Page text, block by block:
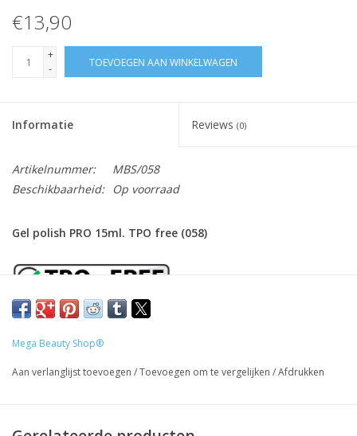
€13,90
+
-
TOEVOEGEN AAN WINKELWAGEN
Informatie Reviews (0)
Artikelnummer:
MBS/058
Beschikbaarheid:
Op voorraad
Gel polish PRO 15ml. TPO free (058)
Diphenylphosphine Oxide) waardoor het ideaal is voor mensen
met een gevoelige huid of allergieën. Deze gel biedt sterke
Mega Beauty Shop®
Aan verlanglijst toevoegen /Toevoegen om te vergelijken /Afdrukken